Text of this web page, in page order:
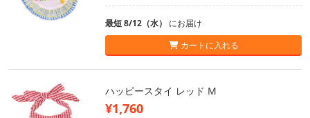
最短 8/12（水） にお届け
カートに入れる
ハッピースタイ レッド M
¥1,760